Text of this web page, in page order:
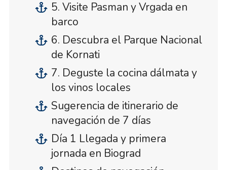
5. Visite Pasman y Vrgada en
barco
6. Descubra el Parque Nacional
de Kornati
7. Deguste la cocina dálmata y
los vinos locales
Sugerencia de itinerario de
navegación de 7 días
Día 1 Llegada y primera
jornada en Biograd